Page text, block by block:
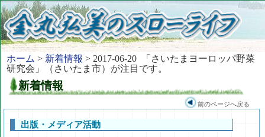
ホーム > 新着情報 > 2017-06-20 「さいたまヨーロッパ野菜
研究会」（さいたま市）が注目です。
新着情報
前のページへ戻る
出版・メディア活動